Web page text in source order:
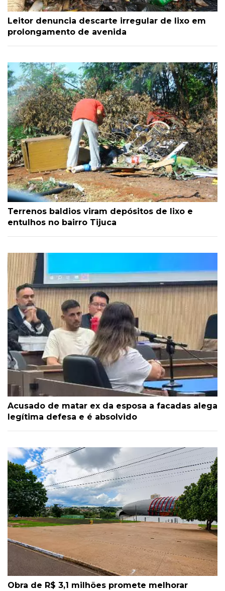
Leitor denuncia descarte irregular de lixo em
prolongamento de avenida
Terrenos baldios viram depósitos de lixo e
entulhos no bairro Tijuca
Acusado de matar ex da esposa a facadas alega
legítima defesa e é absolvido
Obra de R$ 3,1 milhões promete melhorar